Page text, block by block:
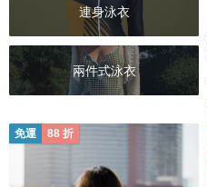
連身泳衣
兩件式泳衣
免運 88 折